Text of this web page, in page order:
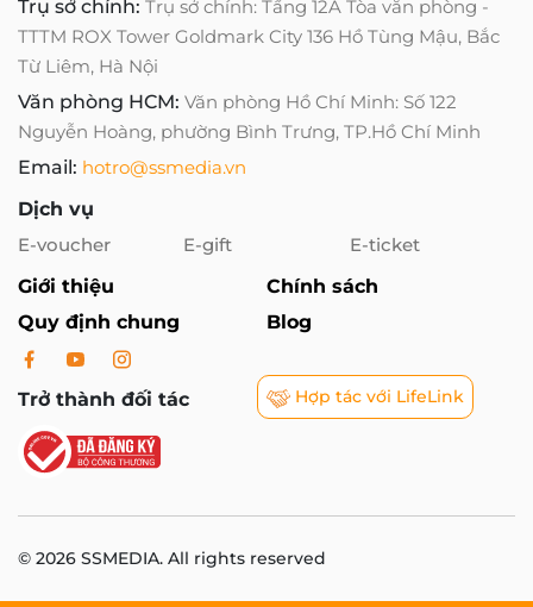
Trụ sở chính: Trụ sở chính: Tầng 12A Tòa văn phòng -
TTTM ROX Tower Goldmark City 136 Hồ Tùng Mậu, Bắc
Từ Liêm, Hà Nội
Văn phòng HCM: Văn phòng Hồ Chí Minh: Số 122
Nguyễn Hoàng, phường Bình Trưng, TP.Hồ Chí Minh
Email: hotro@ssmedia.vn
Dịch vụ
E-voucher
E-gift
E-ticket
Giới thiệu
Chính sách
Quy định chung
Blog
Trở thành đối tác Hợp tác với LifeLink
© 2026 SSMEDIA. All rights reserved